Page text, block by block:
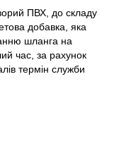
ПВХ, до складу
добавка, яка
шланга на
час, за рахунок
термін служби